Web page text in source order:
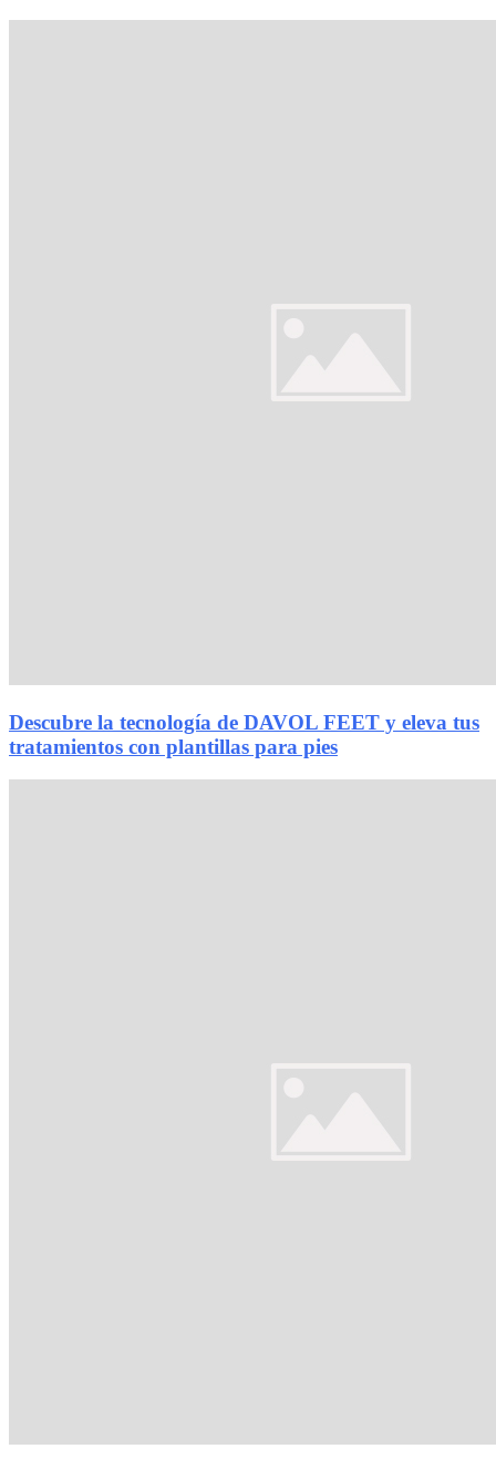
Descubre la tecnología de DAVOL FEET y eleva tus
tratamientos con plantillas para pies